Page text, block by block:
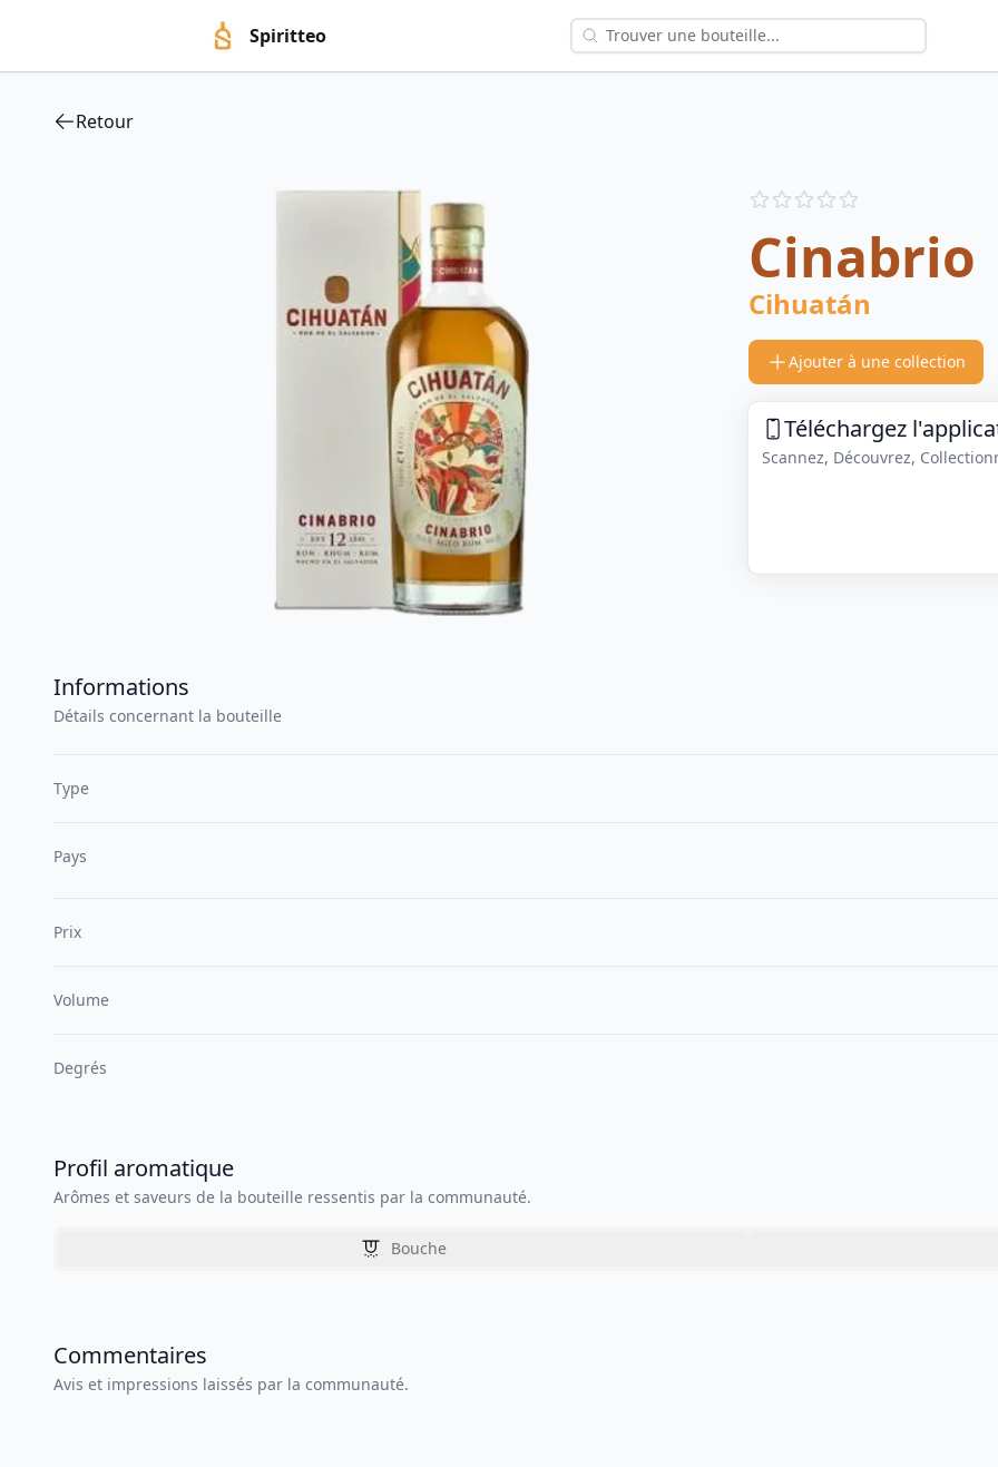
Spiritteo
Retour
Reviews
Cinabrio
Cihuatán
Ajouter à une collection
Téléchargez
Scannez, Découvrez,
Informations
Détails concernant la bouteille
Type
Pays
Prix
Volume
Degrés
Profil aromatique
Arômes et saveurs de la bouteille ressentis par la communauté.
Bouche
Commentaires
Avis et impressions laissés par la communauté.